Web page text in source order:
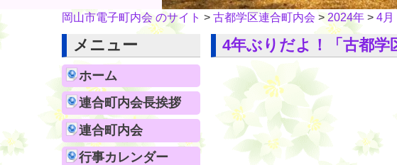
岡山市電子町内会 のサイト > 古都学区連合町内会 > 2024年 > 4月
メニュー
ホーム
連合町内会長挨拶
連合町内会
行事カレンダー
4年ぶりだよ！「古都学